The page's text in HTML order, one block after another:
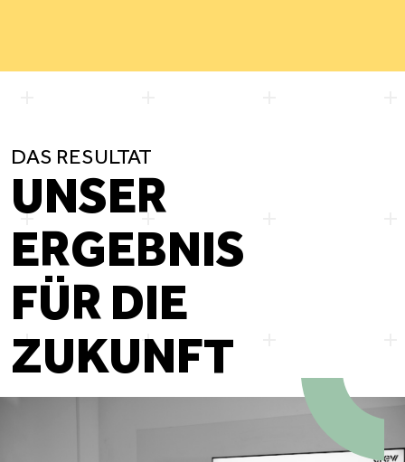
DAS RESULTAT
UNSER
ERGEBNIS
FÜR DIE
ZUKUNFT